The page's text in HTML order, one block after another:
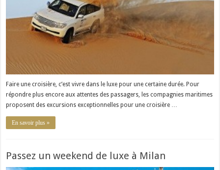
Faire une croisière, c’est vivre dans le luxe pour une certaine durée. Pour
répondre plus encore aux attentes des passagers, les compagnies maritimes
proposent des excursions exceptionnelles pour une croisière …
En savoir plus »
Passez un weekend de luxe à Milan